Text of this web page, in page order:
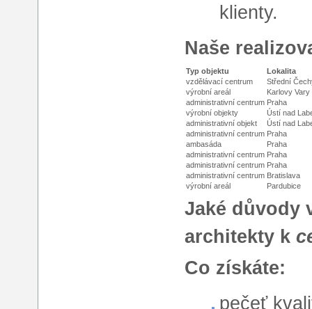
klienty.
Naše
Typ objektu
Lokalita
vzdělávací centrum
Střední
výrobní areál
Karlovy Vary
administrativní centrum Praha
výrobní objekty
Ústí nad
administrativní objekt
Ústí nad
administrativní centrum Praha
ambasáda
Praha
administrativní centrum Praha
administrativní centrum Praha
administrativní centrum Bratislava
výrobní areál
Pardubice
Jaké důvody
architekty k
Co získáte:
pečeť